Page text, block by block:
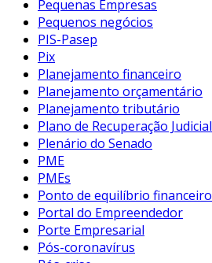
Pequenas Empresas
Pequenos negócios
PIS-Pasep
Pix
Planejamento financeiro
Planejamento orçamentário
Planejamento tributário
Plano de Recuperação Judicial
Plenário do Senado
PME
PMEs
Ponto de equilíbrio financeiro
Portal do Empreendedor
Porte Empresarial
Pós-coronavírus